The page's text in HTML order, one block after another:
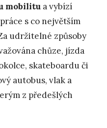
mobilitu a vybízí
s co největším
udržitelné způsoby
chůze, jízda
skateboardu či
autobus, vlak a
z předešlých